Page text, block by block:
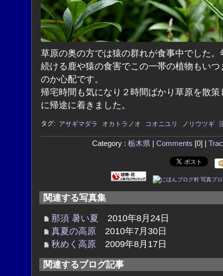
草原の奥の方では猿の群れが食事中でした。
続ける鹿や猿の食害でこの一帯の植物もいつ
のか心配です。
帰宅時間も気になり２時間ばかり草原を散策
に帰途に着きました。
タグ: アサギマダラ オカトラノオ コオニユリ ノリウツギ
Category : 栃木県 Comments [0] |
関連する写真集
那須 暑い夏
2010年8月24日
真夏の高原 2010年7月30日
秋めく高原 2009年8月17日
関連するブログ記事